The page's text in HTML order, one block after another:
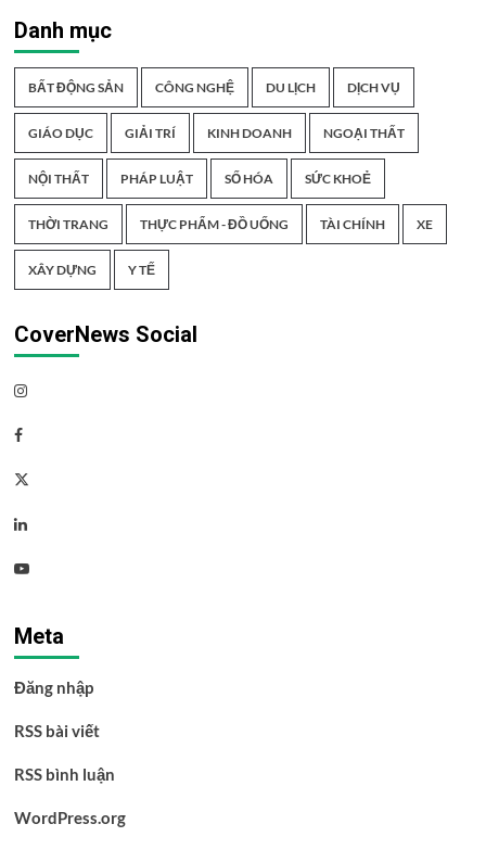
Danh mục
BẤT ĐỘNG SẢN CÔNG NGHỆ DU LỊCH DỊCH VỤ
GIÁO DỤC GIẢI TRÍ KINH DOANH NGOẠI THẤT
NỘI THẤT PHÁP LUẬT SỐ HÓA SỨC KHOẺ
THỜI TRANG THỰC PHẨM - ĐỒ UỐNG TÀI CHÍNH XE
XÂY DỰNG Y TẾ
CoverNews Social
Instagram
Facebook
Twitter
Linkedin
Youtube
Meta
Đăng nhập
RSS bài viết
RSS bình luận
WordPress.org